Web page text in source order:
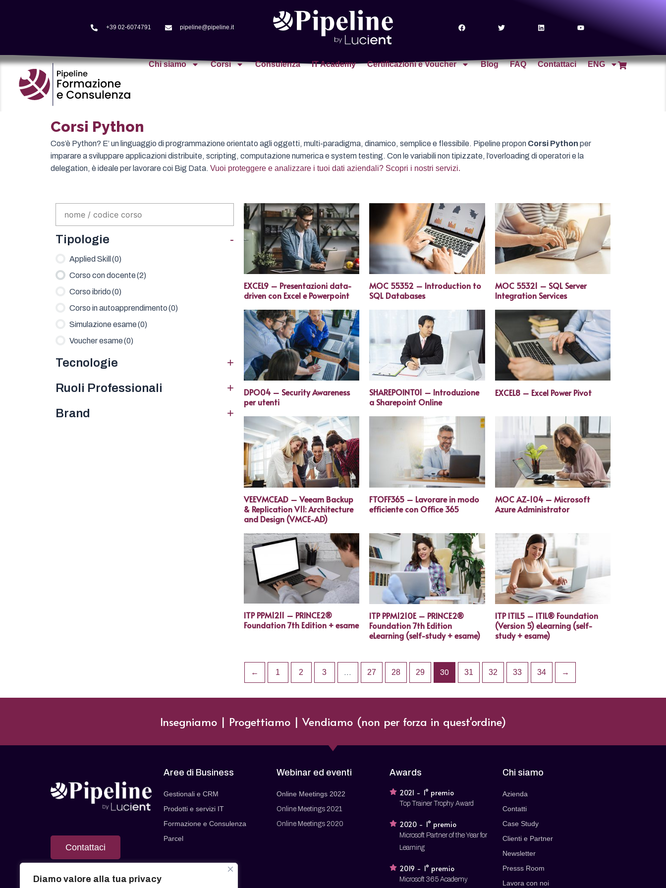
Diamo valore alla tua privacy
+39 02-6074791 pipeline@pipeline.it
Chi siamo Corsi Consulenza IT Academy Certificazioni e Voucher Blog FAQ Contattaci ENG
Corsi Python
Cos’è Python? E’ un linguaggio di programmazione orientato agli oggetti, multi-paradigma, dinamico, semplice e flessibile. Pipeline propon Corsi Python per
imparare a sviluppare applicazioni distribuite, scripting, computazione numerica e system testing. Con le variabili non tipizzate, l’overloading di operatori e la
delegation, è ideale per lavorare coi Big Data. Vuoi proteggere e analizzare i tuoi dati aziendali? Scopri i nostri servizi.
Tipologie -
Applied Skill (0)
Corso con docente(2)
Corso ibrido(0)
Corso in autoapprendimento(0)
Simulazione esame(0)
Voucher esame(0)
Tecnologie +
Ruoli Professionali +
Brand +
EXCEL9 – Presentazioni data-
driven con Excel e Powerpoint
MOC 55352 – Introduction to
SQL Databases
MOC 55321 – SQL Server
Integration Services
DPO04 – Security Awareness
per utenti
SHAREPOINT01 – Introduzione
a Sharepoint Online
EXCEL8 – Excel Power Pivot
VEEVMCEAD – Veeam Backup
& Replication V11: Architecture
and Design (VMCE-AD)
FTOFF365 – Lavorare in modo
efficiente con Office 365
MOC AZ-104 – Microsoft
Azure Administrator
ITP PPM1211 – PRINCE2®
Foundation 7th Edition + esame
ITP PPM1210E – PRINCE2®
Foundation 7th Edition
eLearning (self-study + esame)
ITP ITIL5 – ITIL® Foundation
(Version 5) eLearning (self-
study + esame)
← 1 2 3 … 27 28 29 30 31 32 33 34 →
Insegniamo | Progettiamo | Vendiamo (non per forza in quest'ordine)
Contattaci
Aree di Business
Gestionali e CRM
Prodotti e servizi IT
Formazione e Consulenza
Parcel
Webinar ed eventi
Online Meetings 2022
Online Meetings 2021
Online Meetings 2020
Awards
2021 - 1° premio
Top Trainer Trophy Award
2020 - 1° premio
Microsoft Partner of the Year for
Learning
2019 - 1° premio
Microsoft 365 Academy
Chi siamo
Azienda
Contatti
Case Study
Clienti e Partner
Newsletter
Presss Room
Lavora con noi